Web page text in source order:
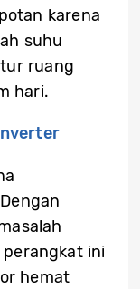
karena
suhu
ruang
hari.
ini
hemat